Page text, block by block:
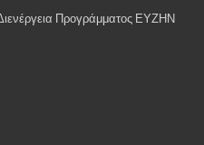
Προγράμματος ΕΥΖΗΝ